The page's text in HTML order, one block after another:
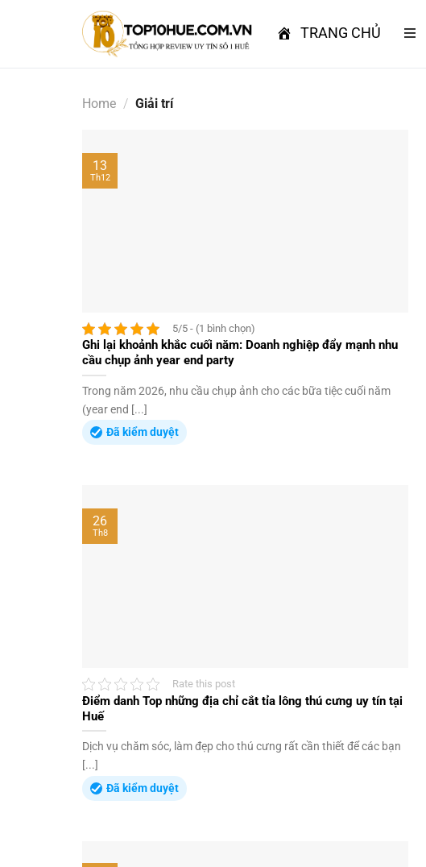
TRANG CHỦ
Home / Giải trí
5/5 - (1 bình chọn)
Ghi lại khoảnh khắc cuối năm: Doanh nghiệp đẩy mạnh nhu
cầu chụp ảnh year end party
Trong năm 2026, nhu cầu chụp ảnh cho các bữa tiệc cuối năm
(year end [...]
Đã kiểm duyệt
13
Th12
Rate this post
Điểm danh Top những địa chỉ cắt tỉa lông thú cưng uy tín tại
Huế
Dịch vụ chăm sóc, làm đẹp cho thú cưng rất cần thiết để các bạn
[...]
Đã kiểm duyệt
26
Th8